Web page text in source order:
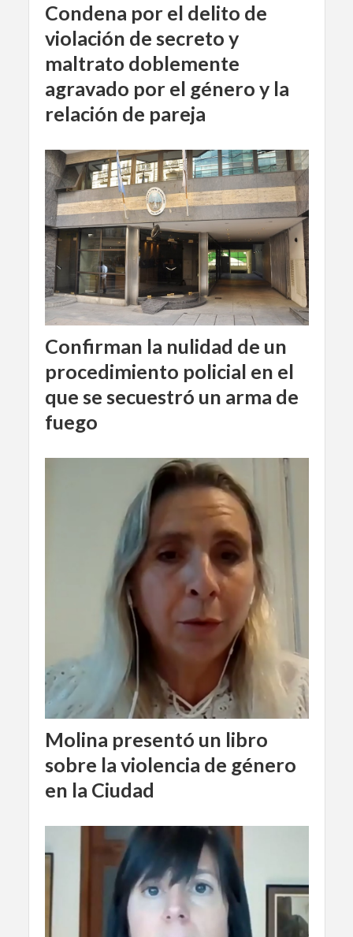
Condena por el delito de
violación de secreto y
maltrato doblemente
agravado por el género y la
relación de pareja
Confirman la nulidad de un
procedimiento policial en el
que se secuestró un arma de
fuego
Molina presentó un libro
sobre la violencia de género
en la Ciudad